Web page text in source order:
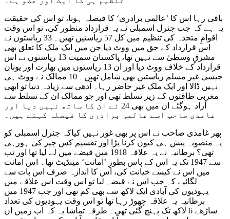
باقی رہا اس کا ’عالمی برادری‘ کا فیصلہ ہونا، تو اس کی حقیقت
یہ ہے کہ جب جنرل اسمبلی نے یہ قرارداد منظور کی، تو اس وقت
اقوامِ متحدہ کی تنظیم میں کل 57 ریاستیں تھیں۔ 33 ریاستوں نے
اس قرارداد کے حق میں ووٹ دیا جن میں ایک ملک کا تعلق بھی
مشرقِ وسطیٰ سے نہیں تھا، پاکستان سمیت 13 ریاستوں نے اس
قرارداد کے خلاف ووٹ دیا اور ان 13 ریاستوں میں بھارت اور یونان
جیسی غیر مسلم ریاستیں بھی شامل تھیں۔ 10 ممالک نے ووٹ ہی
نہیں ڈالا اور ایک ملک غیر حاضر رہا۔ آدھی سے زیادہ دنیا تو ابھی
مغربی طاقتوں کے زیر تسلط تھی اور جو ممالک ان کے تسلط سے
آزاد ہوگئے ان میں بھی 24 نے ان کا ساتھ نہیں دیا اور
غامدی صاحب اسے عالمی برادری کا فیصلہ کہتے ہیں۔
پھر غامدی صاحب نے اس پر بھی غور نہیں کیاکہ جنرل اسمبلی کو
یہ منصوبہ پیش ہی کیوں کرنا پڑا اور تقسیم کس چیز کی ہورہی
تھی؟ برطانیہ نے یہ علاقہ 1918 میں قبضے میں لے لیا تھا اور تب
سے 1947 تک یہ اس کے پاس بطورِ ’امانت‘ مینڈیٹ تھا۔ اس امانت
میں اس نے کیسے خیانت کی، اس کا اندازہ صرف اس بات سے
لگائیے کہ جب اس نے قبضہ لیا تو اس وقت اس علاقے میں
یہودیوں کی آبادی ایک لاکھ سے بھی کم تھی اور جب 1947 میں
برطانیہ یہ علاقہ چھوڑ رہا تھا تو اس وقت یہودیوں کی تعداد
ساڑھے 6 لاکھ تک پہنچ گئی تھی۔ طرفہ تماشا یہ کہ اب زمین ان